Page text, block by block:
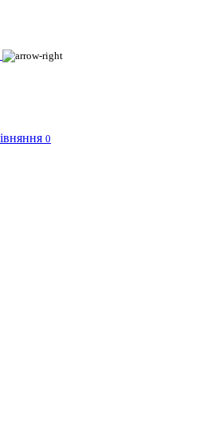
0